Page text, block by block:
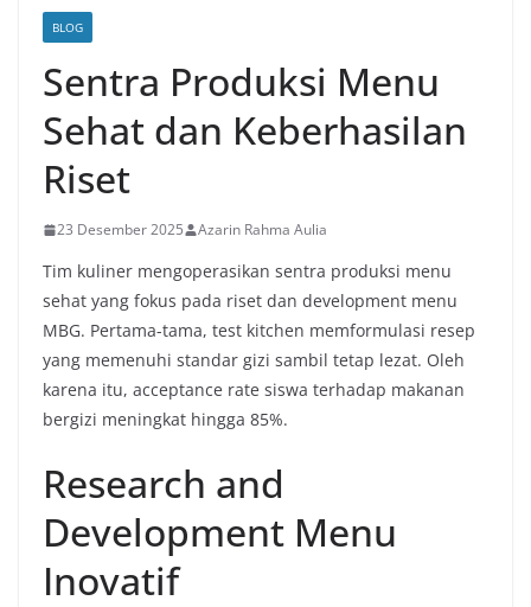
BLOG
Sentra Produksi Menu
Sehat dan Keberhasilan
Riset
23 Desember 2025 Azarin Rahma Aulia
Tim kuliner mengoperasikan sentra produksi menu
sehat yang fokus pada riset dan development menu
MBG. Pertama-tama, test kitchen memformulasi resep
yang memenuhi standar gizi sambil tetap lezat. Oleh
karena itu, acceptance rate siswa terhadap makanan
bergizi meningkat hingga 85%.
Research and
Development Menu
Inovatif